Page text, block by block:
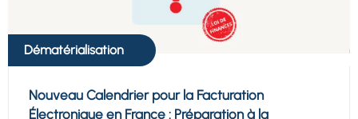
Dématérialisation
Nouveau Calendrier pour la Facturation
Électronique en France : Préparation à la